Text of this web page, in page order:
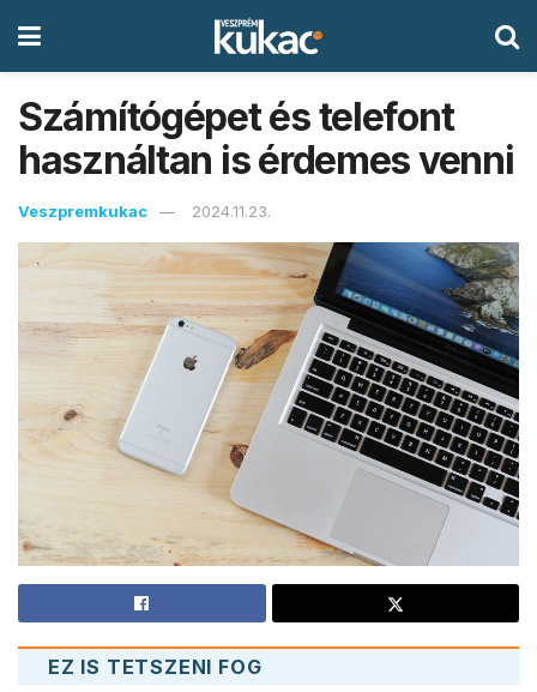
Számítógépet és telefont
használtan is érdemes venni
Veszpremkukac 2024.11.23.
EZ IS TETSZENI FOG